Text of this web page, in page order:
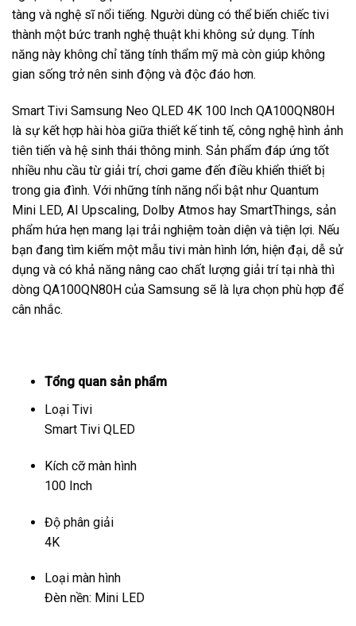
tàng và nghệ sĩ nổi tiếng. Người dùng có thể biến chiếc tivi
thành một bức tranh nghệ thuật khi không sử dụng. Tính
năng này không chỉ tăng tính thẩm mỹ mà còn giúp không
gian sống trở nên sinh động và độc đáo hơn.
Smart Tivi Samsung Neo QLED 4K 100 Inch QA100QN80H
là sự kết hợp hài hòa giữa thiết kế tinh tế, công nghệ hình ảnh
tiên tiến và hệ sinh thái thông minh. Sản phẩm đáp ứng tốt
nhiều nhu cầu từ giải trí, chơi game đến điều khiển thiết bị
trong gia đình. Với những tính năng nổi bật như Quantum
Mini LED, AI Upscaling, Dolby Atmos hay SmartThings, sản
phẩm hứa hẹn mang lại trải nghiệm toàn diện và tiện lợi. Nếu
bạn đang tìm kiếm một mẫu tivi màn hình lớn, hiện đại, dễ sử
dụng và có khả năng nâng cao chất lượng giải trí tại nhà thì
dòng QA100QN80H của Samsung sẽ là lựa chọn phù hợp để
cân nhắc.
Tổng quan sản phẩm
Loại Tivi
Smart Tivi QLED
Kích cỡ màn hình
100 Inch
Độ phân giải
4K
Loại màn hình
Đèn nền: Mini LED